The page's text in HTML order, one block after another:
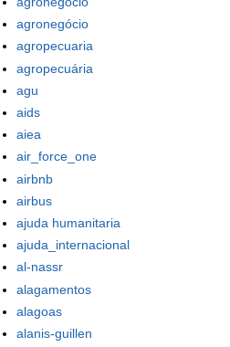
agronegócio
agropecuaria
agropecuária
agu
aids
aiea
air_force_one
airbnb
airbus
ajuda humanitaria
ajuda_internacional
al-nassr
alagamentos
alagoas
alanis-guillen